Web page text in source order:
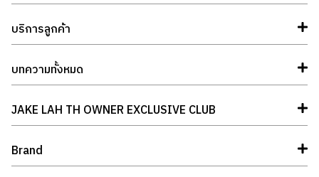
บริการลูกค้า
บทความทั้งหมด
JAKE LAH TH OWNER EXCLUSIVE CLUB
Brand